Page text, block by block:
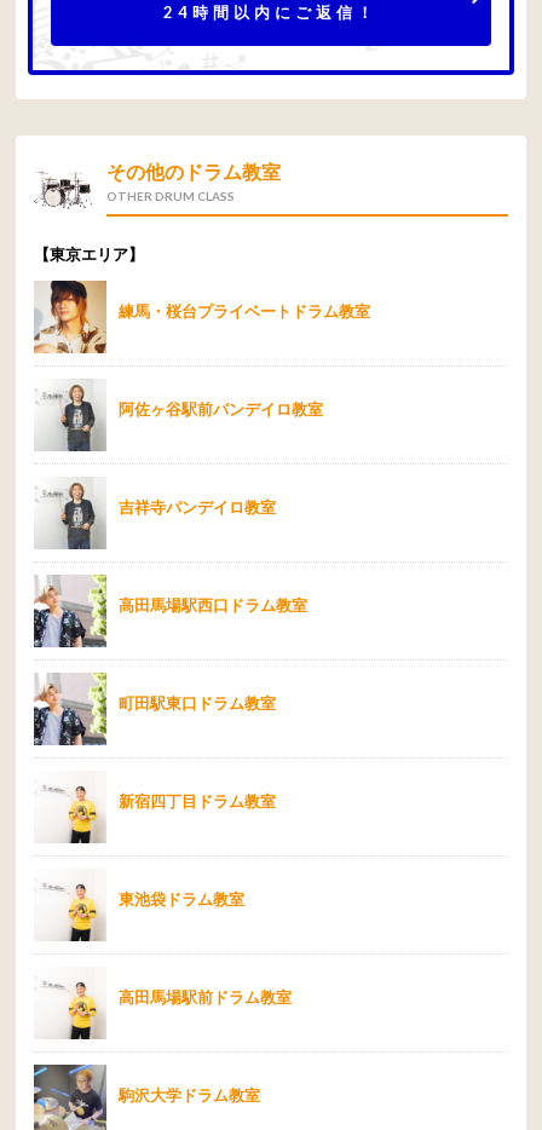
24時間以内にご返信！
その他のドラム教室
OTHER DRUM CLASS
【東京エリア】
練馬・桜台プライベートドラム教室
阿佐ヶ谷駅前パンデイロ教室
吉祥寺パンデイロ教室
高田馬場駅西口ドラム教室
町田駅東口ドラム教室
新宿四丁目ドラム教室
東池袋ドラム教室
高田馬場駅前ドラム教室
駒沢大学ドラム教室